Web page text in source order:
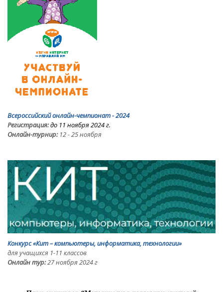
Всероссийский онлайн-чемпионат - 2024
Регистрация:до 11 ноября 2024 г.
Онлайн-турнир:12 - 25 ноября
Конкурс «Кит – компьютеры, информатика, технологии»
для учащихся 1-11 классов
Онлайн тур:27 ноября 2024 г